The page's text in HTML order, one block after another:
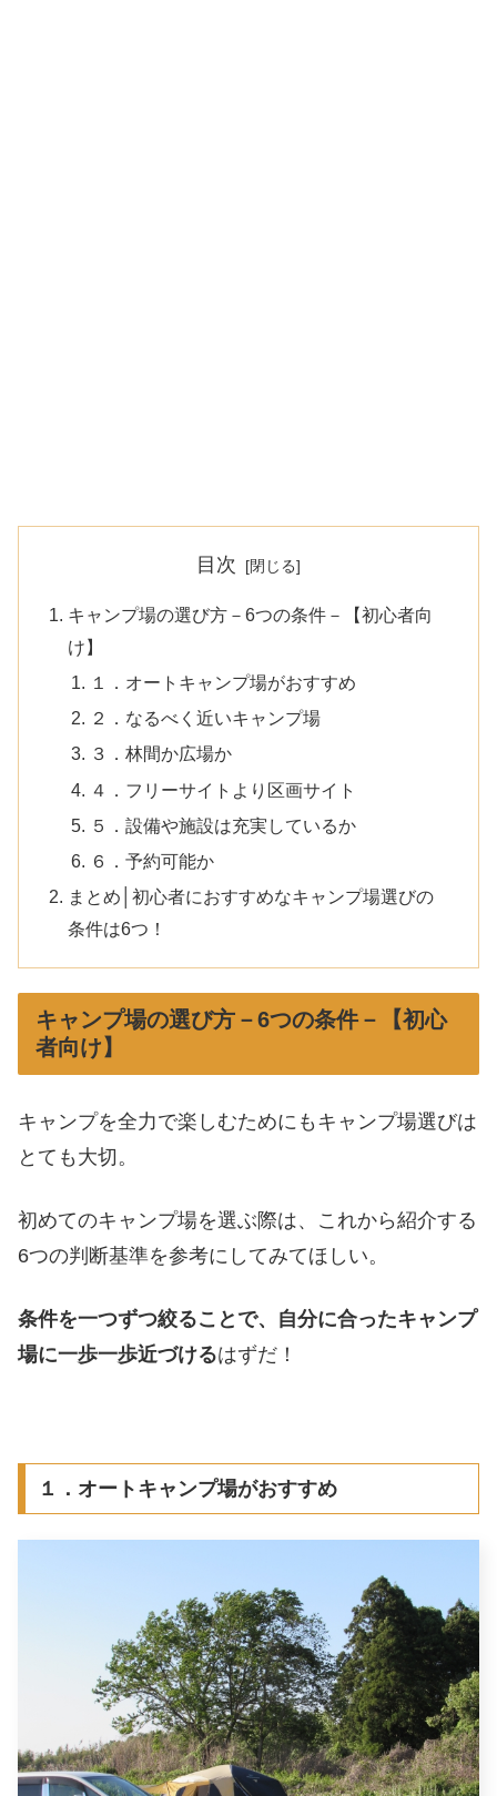
目次
キャンプ場の選び方－6つの条件－【初心者向
け】
１．オートキャンプ場がおすすめ
２．なるべく近いキャンプ場
３．林間か広場か
４．フリーサイトより区画サイト
５．設備や施設は充実しているか
６．予約可能か
まとめ│初心者におすすめなキャンプ場選びの
条件は6つ！
キャンプ場の選び方－6つの条件－【初心
者向け】
キャンプを全力で楽しむためにもキャンプ場選びは
とても大切。
初めてのキャンプ場を選ぶ際は、これから紹介する
6つの判断基準を参考にしてみてほしい。
条件を一つずつ絞ることで、自分に合ったキャンプ
場に一歩一歩近づけるはずだ！
１．オートキャンプ場がおすすめ